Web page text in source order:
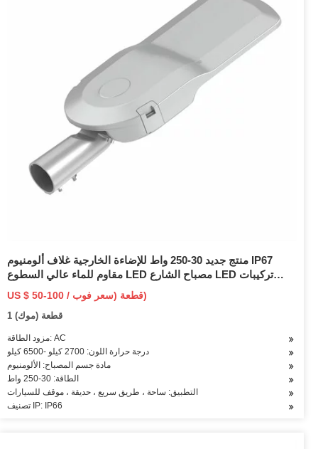
منتج جديد 30-250 واط للإضاءة الخارجية غلاف ألومنيوم IP67
مقاوم للماء عالي السطوع LED مصباح الشارع LED تركيبات
الشوارع
US $ 50-100 / قطعة (سعر فوب)
1 قطعة (موك)
مزود الطاقة: AC
درجة حرارة اللون: 2700 كيلو -6500 كيلو
مادة جسم المصباح: الألومنيوم
الطاقة: 30-250 واط
التطبيق: ساحة ، طريق سريع ، حديقة ، موقف للسيارات
تصنيف IP: IP66